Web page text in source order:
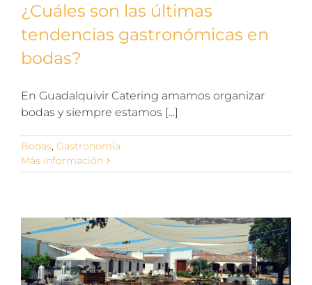
¿Cuáles son las últimas
tendencias gastronómicas en
bodas?
En Guadalquivir Catering amamos organizar
bodas y siempre estamos [...]
Bodas, Gastronomía
Más información